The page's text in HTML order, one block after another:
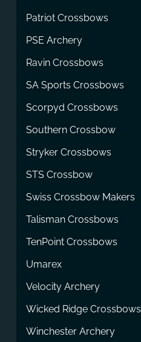
Patriot Crossbows
PSE Archery
Ravin Crossbows
SA Sports Crossbows
Scorpyd Crossbows
Southern Crossbow
Stryker Crossbows
STS Crossbow
Swiss Crossbow Makers
Talisman Crossbows
TenPoint Crossbows
Umarex
Velocity Archery
Wicked Ridge Crossbows
Winchester Archery